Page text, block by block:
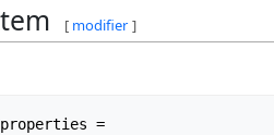
[ modifier ]